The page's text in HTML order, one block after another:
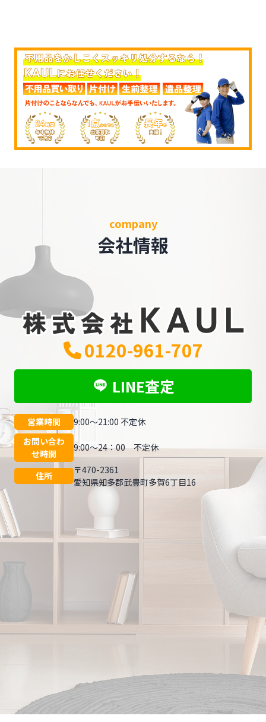
company
会社情報
0120-961-707
LINE査定
営業時間
9:00～21:00 不定休
お問い合わ
せ時間
9:00～24：00 不定休
住所
〒470-2361
愛知県知多郡武豊町多賀6丁目16